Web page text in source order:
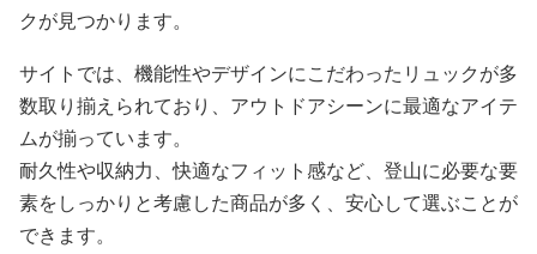
クが見つかります。
サイトでは、機能性やデザインにこだわったリュックが多
数取り揃えられており、アウトドアシーンに最適なアイテ
ムが揃っています。
耐久性や収納力、快適なフィット感など、登山に必要な要
素をしっかりと考慮した商品が多く、安心して選ぶことが
できます。